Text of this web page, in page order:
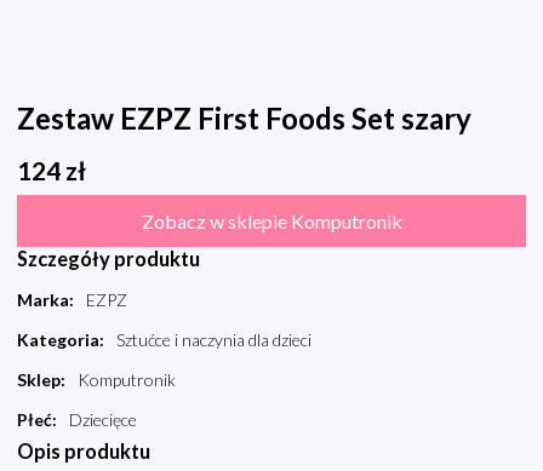
Zestaw EZPZ First Foods Set szary
124 zł
Zobacz w sklepie Komputronik
Szczegóły produktu
Marka:
EZPZ
Kategoria:
Sztućce i naczynia dla dzieci
Sklep:
Komputronik
Płeć: Dziecięce
Opis produktu